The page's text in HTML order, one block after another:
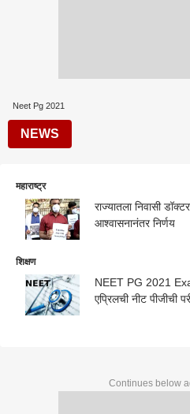
Neet Pg 2021
NEWS
महाराष्ट्र
राज्यातला निवासी
आश्वासनानंतर निर्णय
शिक्षण
NEET PG 2021
एप्रिलची नीट पीजीची
Continues below